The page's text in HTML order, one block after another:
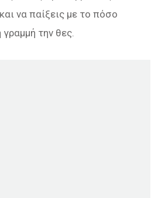
να παίξεις με το πόσο
την θες.